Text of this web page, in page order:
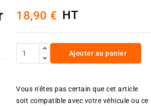
18,90 € HT
Ajouter au panier
Vous n'êtes pas certain que cet article
soit compatible avec votre véhicule ou ce